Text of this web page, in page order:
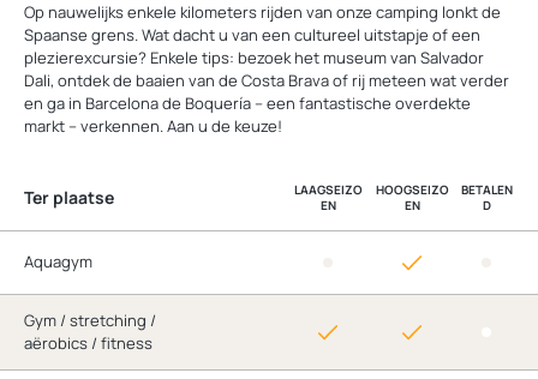
Op nauwelijks enkele kilometers rijden van onze camping lonkt de
Spaanse grens. Wat dacht u van een cultureel uitstapje of een
plezierexcursie? Enkele tips: bezoek het museum van Salvador
Dali, ontdek de baaien van de Costa Brava of rij meteen wat verder
en ga in Barcelona de Boquería – een fantastische overdekte
markt – verkennen. Aan u de keuze!
Ter plaatse
LAAGSEIZO
EN
HOOGSEIZO
EN
BETALEN
D
Aquagym
Gym / stretching /
aërobics / fitness